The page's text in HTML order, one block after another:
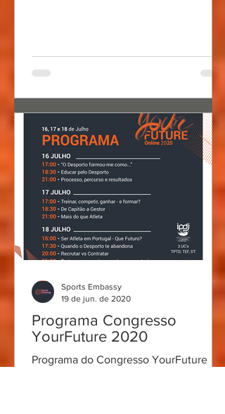
Programa Congresso
YourFuture 2020
Programa do Congresso YourFuture
Sports Embassy
19 de jun. de 2020